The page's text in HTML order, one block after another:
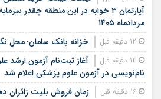
آپارتمان ۳ خوابه در این منطقه چقدر
مردادماه ۱۴۰۵
خزانه بانک سامان؛ محل
آغاز ثبت‌نام آزمون ارشد
نام‌نویسی در آزمون علوم پزشکی اعلام شد
زمان فروش بلیت